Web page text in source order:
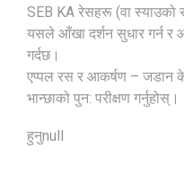
SEB KA रेसहरू (वा स्याउको
यसले आँखा दर्शन सुधार गर्न र
गर्दछ।
एप्पल रस र आकर्षण – जडान के
भान्छाको पुन: परीक्षण गर्नुहोस्।
हुनुnull